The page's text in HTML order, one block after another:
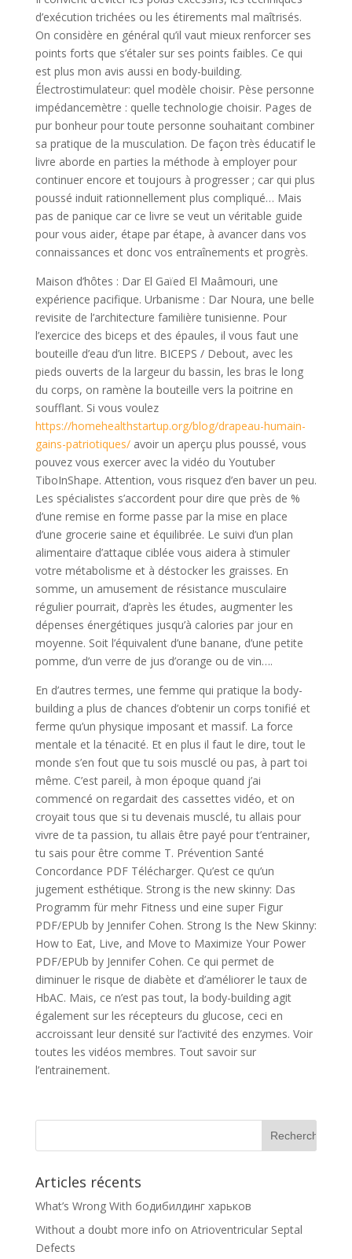
d’exécution trichées ou les étirements mal maîtrisés.
On considère en général qu’il vaut mieux renforcer ses
points forts que s’étaler sur ses points faibles. Ce qui
est plus mon avis aussi en body-building.
Électrostimulateur: quel modèle choisir. Pèse personne
impédancemètre : quelle technologie choisir. Pages de
pur bonheur pour toute personne souhaitant combiner
sa pratique de la musculation. De façon très éducatif le
livre aborde en parties la méthode à employer pour
continuer encore et toujours à progresser ; car qui plus
poussé induit rationnellement plus compliqué… Mais
pas de panique car ce livre se veut un véritable guide
pour vous aider, étape par étape, à avancer dans vos
connaissances et donc vos entraînements et progrès.
Maison d’hôtes : Dar El Gaïed El Maâmouri, une
expérience pacifique. Urbanisme : Dar Noura, une belle
revisite de l’architecture familière tunisienne. Pour
l’exercice des biceps et des épaules, il vous faut une
bouteille d’eau d’un litre. BICEPS / Debout, avec les
pieds ouverts de la largeur du bassin, les bras le long
du corps, on ramène la bouteille vers la poitrine en
soufflant. Si vous voulez
https://homehealthstartup.org/blog/drapeau-humain-
gains-patriotiques/avoir un aperçu plus poussé, vous
pouvez vous exercer avec la vidéo du Youtuber
TiboInShape. Attention, vous risquez d’en baver un peu.
Les spécialistes s’accordent pour dire que près de %
d’une remise en forme passe par la mise en place
d’une grocerie saine et équilibrée. Le suivi d’un plan
alimentaire d’attaque ciblée vous aidera à stimuler
votre métabolisme et à déstocker les graisses. En
somme, un amusement de résistance musculaire
régulier pourrait, d’après les études, augmenter les
dépenses énergétiques jusqu’à calories par jour en
moyenne. Soit l’équivalent d’une banane, d’une petite
pomme, d’un verre de jus d’orange ou de vin….
En d’autres termes, une femme qui pratique la body-
building a plus de chances d’obtenir un corps tonifié et
ferme qu’un physique imposant et massif. La force
mentale et la ténacité. Et en plus il faut le dire, tout le
monde s’en fout que tu sois musclé ou pas, à part toi
même. C’est pareil, à mon époque quand j’ai
commencé on regardait des cassettes vidéo, et on
croyait tous que si tu devenais musclé, tu allais pour
vivre de ta passion, tu allais être payé pour t’entrainer,
tu sais pour être comme T. Prévention Santé
Concordance PDF Télécharger. Qu’est ce qu’un
jugement esthétique. Strong is the new skinny: Das
Programm für mehr Fitness und eine super Figur
PDF/EPUb by Jennifer Cohen. Strong Is the New Skinny:
How to Eat, Live, and Move to Maximize Your Power
PDF/EPUb by Jennifer Cohen. Ce qui permet de
diminuer le risque de diabète et d’améliorer le taux de
HbAC. Mais, ce n’est pas tout, la body-building agit
également sur les récepteurs du glucose, ceci en
accroissant leur densité sur l’activité des enzymes. Voir
toutes les vidéos membres. Tout savoir sur
l’entrainement.
Articles récents
What’s Wrong With бодибилдинг харьков
Without a doubt more info on Atrioventricular Septal
Defects